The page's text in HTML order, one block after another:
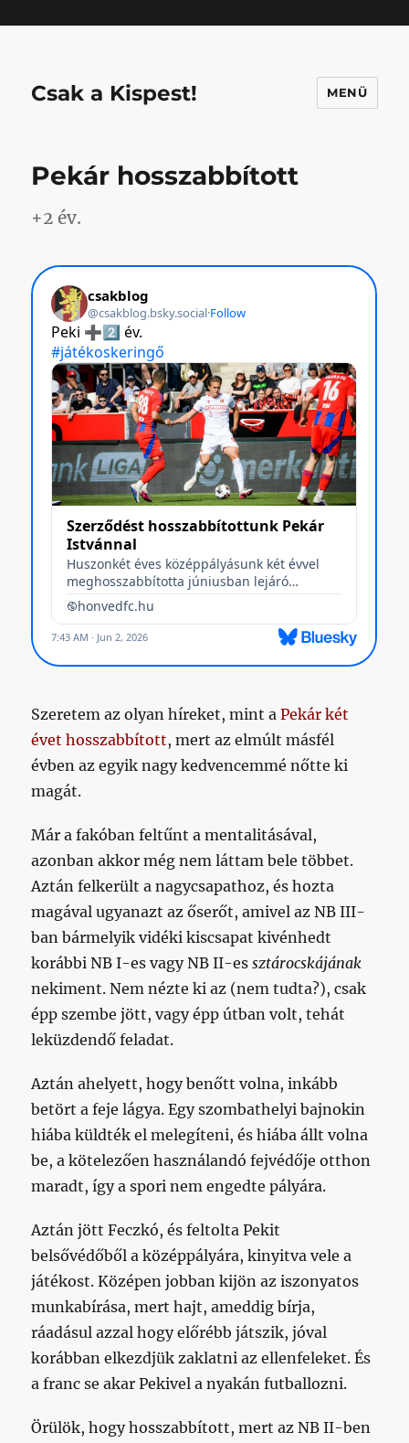
Csak a Kispest! MENÜ
Pekár hosszabbított
+2 év.
Szeretem az olyan híreket, mint aPekár két
évet hosszabbított, mert az elmúlt másfél
évben az egyik nagy kedvencemmé nőtte ki
magát.
Már a fakóban feltűnt a mentalitásával,
azonban akkor még nem láttam bele többet.
Aztán felkerült a nagycsapathoz, és hozta
magával ugyanazt az őserőt, amivel az NB III-
ban bármelyik vidéki kiscsapat kivénhedt
korábbi NB I-es vagy NB II-essztárocskájának
nekiment. Nem nézte ki az (nem tudta?), csak
épp szembe jött, vagy épp útban volt, tehát
leküzdendő feladat.
Aztán ahelyett, hogy benőtt volna, inkább
betört a feje lágya. Egy szombathelyi bajnokin
hiába küldték el melegíteni, és hiába állt volna
be, a kötelezően használandó fejvédője otthon
maradt, így a spori nem engedte pályára.
Aztán jött Feczkó, és feltolta Pekit
belsővédőből a középpályára, kinyitva vele a
játékost. Középen jobban kijön az iszonyatos
munkabírása, mert hajt, ameddig bírja,
ráadásul azzal hogy előrébb játszik, jóval
korábban elkezdjük zaklatni az ellenfeleket. És
a franc se akar Pekivel a nyakán futballozni.
Örülök, hogy hosszabbított, mert az NB II-ben